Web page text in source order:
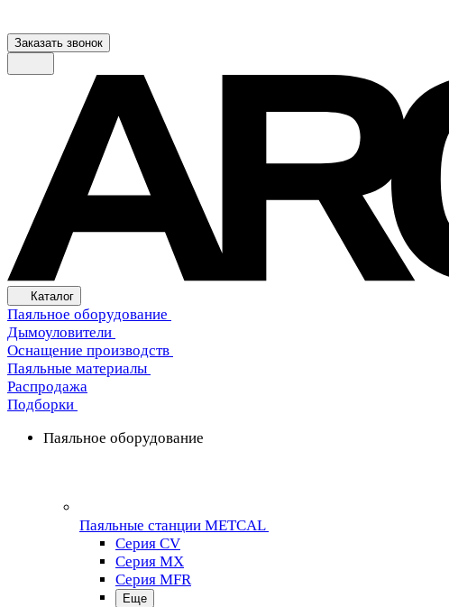
Заказать звонок
Каталог
Паяльное оборудование
Дымоуловители
Оснащение производств
Паяльные материалы
Распродажа
Подборки
Паяльное оборудование
Паяльные станции METCAL
Серия CV
Серия MX
Серия MFR
Еще